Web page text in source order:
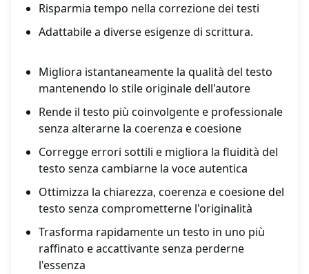
Risparmia tempo nella correzione dei testi
Adattabile a diverse esigenze di scrittura.
Migliora istantaneamente la qualità del testo
mantenendo lo stile originale dell'autore
Rende il testo più coinvolgente e professionale
senza alterarne la coerenza e coesione
Corregge errori sottili e migliora la fluidità del
testo senza cambiarne la voce autentica
Ottimizza la chiarezza, coerenza e coesione del
testo senza comprometterne l'originalità
Trasforma rapidamente un testo in uno più
raffinato e accattivante senza perderne
l'essenza